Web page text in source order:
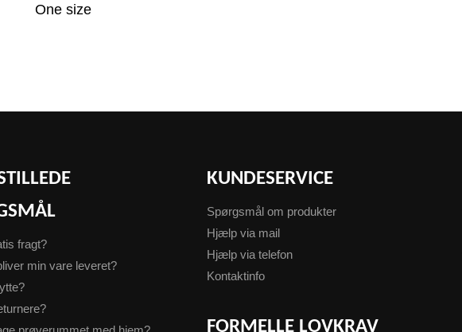
One size
fragt?
min vare leveret?
KUNDESERVICE
Spørgsmål om produkter
Hjælp via mail
Hjælp via telefon
Kontaktinfo
FORMELLE LOVKRAV